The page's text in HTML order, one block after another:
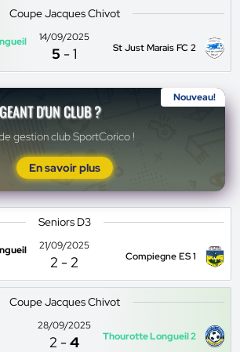
Coupe Jacques Chivot
14/09/2025
5 -1 St Just Marais FC 2
Nouveau!
D'UN CLUB ?
gestion club SportCorico !
En savoir plus
Seniors D3
21/09/2025
2 -2 Compiegne ES 1
Coupe Jacques Chivot
28/09/2025
2 -4 Thourotte Longueil 2